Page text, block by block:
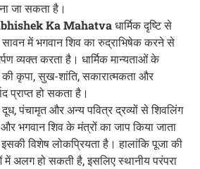
जा सकता है।
Ka Mahatvaधार्मिक दृष्टि से
सावन में भगवान शिव का रुद्राभिषेक करने से
व्यक्त करता है। धार्मिक मान्यताओं के
कृपा, सुख-शांति, सकारात्मकता और
प्राप्त हो सकता है।
पंचामृत और अन्य पवित्र द्रव्यों से शिवलिंग
भगवान शिव के मंत्रों का जाप किया जाता
विशेष लोकप्रियता है। हालांकि पूजा की
अलग हो सकती है, इसलिए स्थानीय परंपरा